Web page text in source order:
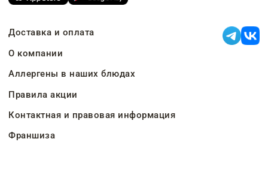
Доставка и оплата
О компании
Аллергены в наших блюдах
Правила акции
Контактная и правовая информация
Франшиза